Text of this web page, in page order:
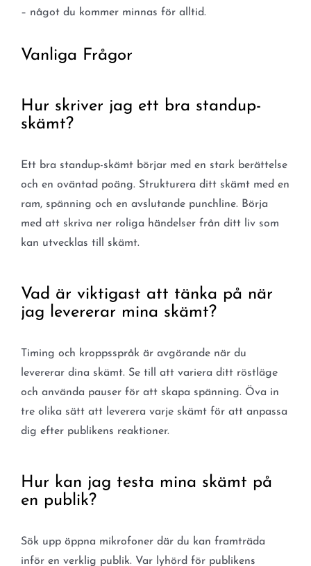
– något du kommer minnas för alltid.
Vanliga Frågor
Hur skriver jag ett bra standup-
skämt?
Ett bra standup-skämt börjar med en stark berättelse
och en oväntad poäng. Strukturera ditt skämt med en
ram, spänning och en avslutande punchline. Börja
med att skriva ner roliga händelser från ditt liv som
kan utvecklas till skämt.
Vad är viktigast att tänka på när
jag levererar mina skämt?
Timing och kroppsspråk är avgörande när du
levererar dina skämt. Se till att variera ditt röstläge
och använda pauser för att skapa spänning. Öva in
tre olika sätt att leverera varje skämt för att anpassa
dig efter publikens reaktioner.
Hur kan jag testa mina skämt på
en publik?
Sök upp öppna mikrofoner där du kan framträda
inför en verklig publik. Var lyhörd för publikens